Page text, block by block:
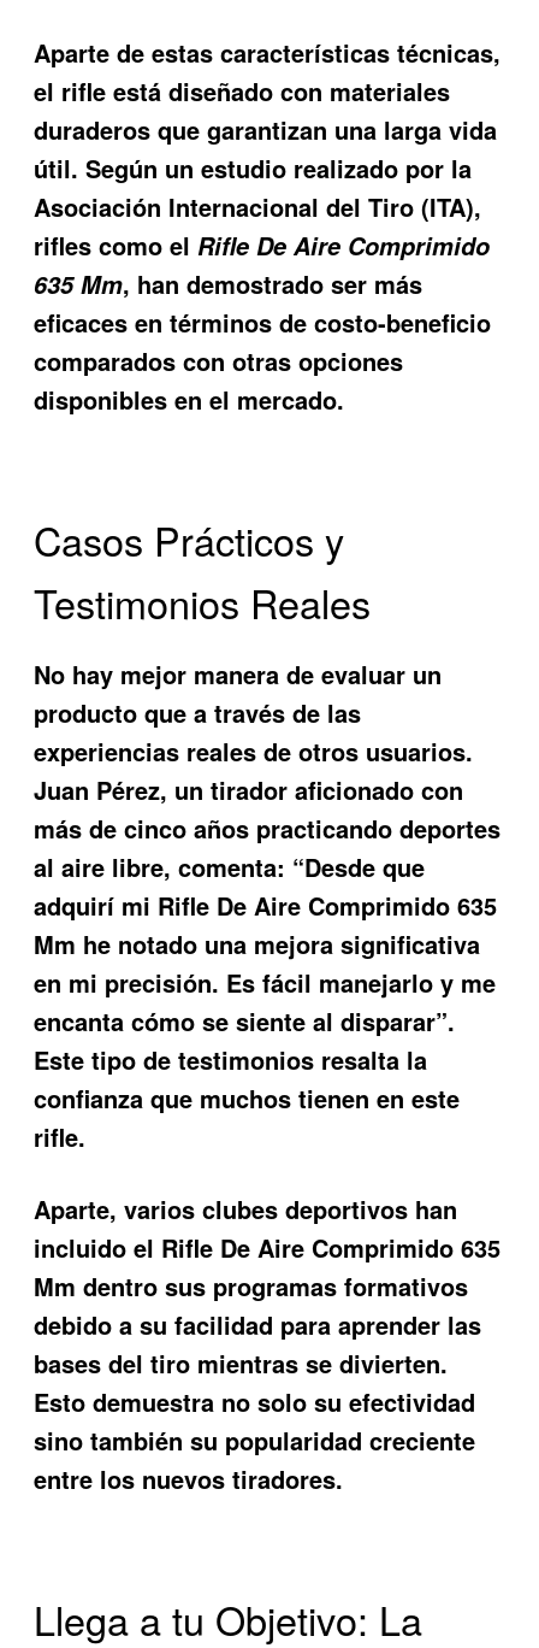
Aparte de estas características técnicas,
el rifle está diseñado con materiales
duraderos que garantizan una larga vida
útil. Según un estudio realizado por la
Asociación Internacional del Tiro (ITA),
rifles como elRifle De Aire Comprimido
635 Mm, han demostrado ser más
eficaces en términos de costo-beneficio
comparados con otras opciones
disponibles en el mercado.
Casos Prácticos y
Testimonios Reales
No hay mejor manera de evaluar un
producto que a través de las
experiencias reales de otros usuarios.
Juan Pérez, un tirador aficionado con
más de cinco años practicando deportes
al aire libre, comenta: “Desde que
adquirí mi Rifle De Aire Comprimido 635
Mm he notado una mejora significativa
en mi precisión. Es fácil manejarlo y me
encanta cómo se siente al disparar”.
Este tipo de testimonios resalta la
confianza que muchos tienen en este
rifle.
Aparte, varios clubes deportivos han
incluido el Rifle De Aire Comprimido 635
Mm dentro sus programas formativos
debido a su facilidad para aprender las
bases del tiro mientras se divierten.
Esto demuestra no solo su efectividad
sino también su popularidad creciente
entre los nuevos tiradores.
Llega a tu Objetivo: La